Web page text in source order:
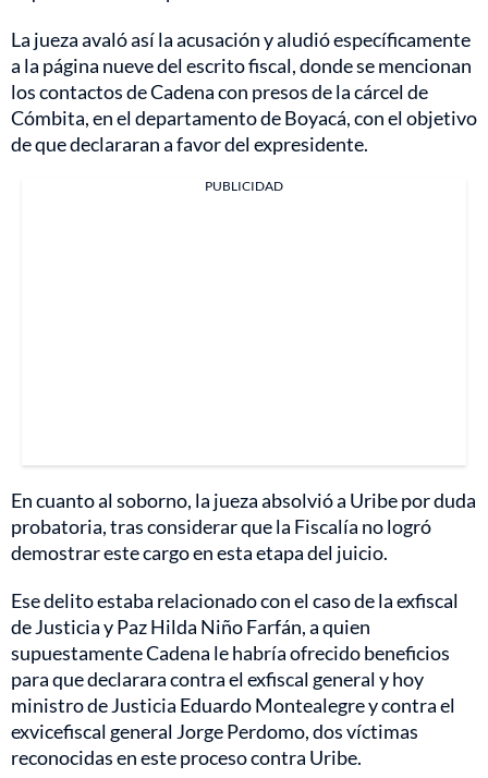
La jueza avaló así la acusación y aludió específicamente
a la página nueve del escrito fiscal, donde se mencionan
los contactos de Cadena con presos de la cárcel de
Cómbita, en el departamento de Boyacá, con el objetivo
de que declararan a favor del expresidente.
PUBLICIDAD
En cuanto al soborno, la jueza absolvió a Uribe por duda
probatoria, tras considerar que la Fiscalía no logró
demostrar este cargo en esta etapa del juicio.
Ese delito estaba relacionado con el caso de la exfiscal
de Justicia y Paz Hilda Niño Farfán, a quien
supuestamente Cadena le habría ofrecido beneficios
para que declarara contra el exfiscal general y hoy
ministro de Justicia Eduardo Montealegre y contra el
exvicefiscal general Jorge Perdomo, dos víctimas
reconocidas en este proceso contra Uribe.